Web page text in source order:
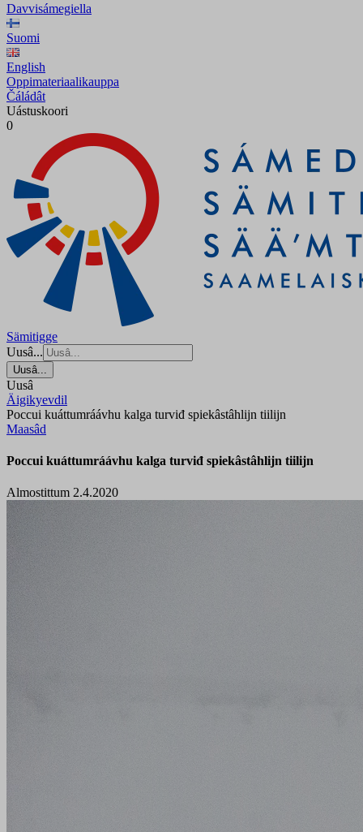
Davvisámegiella
Suomi
English
Oppimateriaalikauppa
Čáládât
Uástuskoori
0
Sämitigge
Uusâ...
Uusâ...
Uusâ
Äigikyevdil
Poccui kuáttumráávhu kalga turviđ spiekâstâhlijn tiilijn
Maasâd
Poccui kuáttumráávhu kalga turviđ spiekâstâhlijn tiilijn
Almostittum 2.4.2020